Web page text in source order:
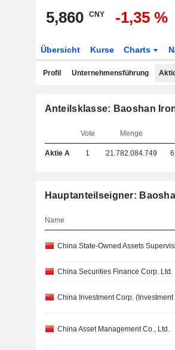
5,860 CNY -1,35 %
Übersicht Kurse Charts
Profil Unternehmensführung
Anteilsklasse: Baoshan
Vote Menge
Aktie A 1 21.782.084.749
Hauptanteilseigner:
Name
China State-Owned Assets
China Securities Finance Corp. Ltd.
China Investment Corp.
China Asset Management Co., Ltd.